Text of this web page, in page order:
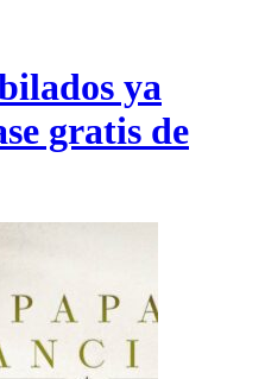
ya
gratis de